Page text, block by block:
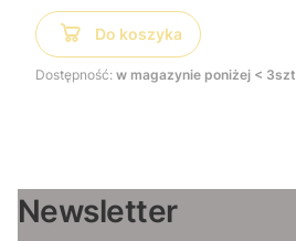
Do koszyka
Dostępność: w magazynie poniżej < 3szt
Newsletter